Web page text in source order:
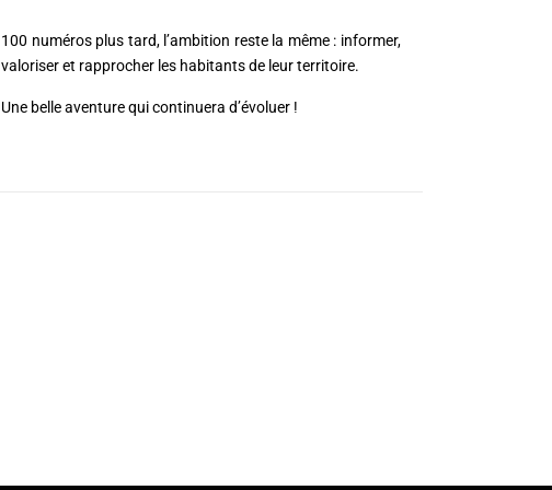
100 numéros plus tard, l’ambition reste la même : informer,
valoriser et rapprocher les habitants de leur territoire.
Une belle aventure qui continuera d’évoluer !